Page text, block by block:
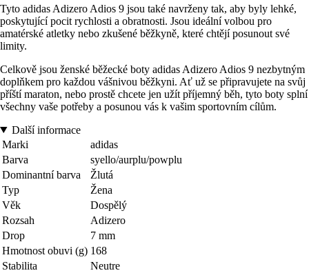
Tyto adidas Adizero Adios 9 jsou také navrženy tak, aby byly lehké,
poskytující pocit rychlosti a obratnosti. Jsou ideální volbou pro
amatérské atletky nebo zkušené běžkyně, které chtějí posunout své
limity.
Celkově jsou ženské běžecké boty adidas Adizero Adios 9 nezbytným
doplňkem pro každou vášnivou běžkyni. Ať už se připravujete na svůj
příští maraton, nebo prostě chcete jen užít příjemný běh, tyto boty splní
všechny vaše potřeby a posunou vás k vašim sportovním cílům.
Další informace
Marki
adidas
Barva
syello/aurplu/powplu
Dominantní barva
Žlutá
Typ
Žena
Věk
Dospělý
Rozsah
Adizero
Drop
7 mm
Hmotnost obuvi (g) 168
Stabilita
Neutre